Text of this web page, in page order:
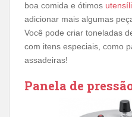
boa comida e ótimos
adicionar mais algumas
Você pode criar toneladas
com itens especiais, como
assadeiras!
Panela de